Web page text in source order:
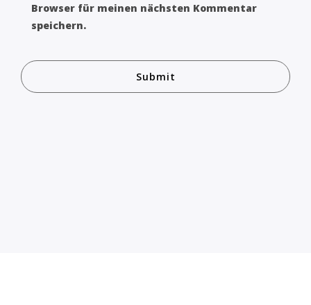
Browser für meinen nächsten Kommentar
speichern.